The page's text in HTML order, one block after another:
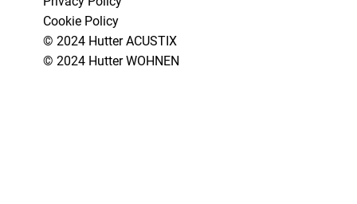
Cookie Policy
© 2024 Hutter ACUSTIX
© 2024 Hutter WOHNEN